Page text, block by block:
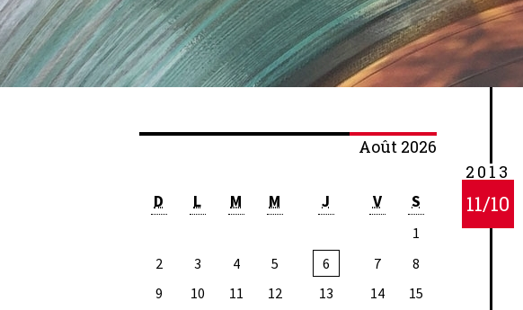
Août 2026
D L M M J V S
1
2
3 4 5 6 7
8
9
10 11 12 13 14
15
2013
11/10